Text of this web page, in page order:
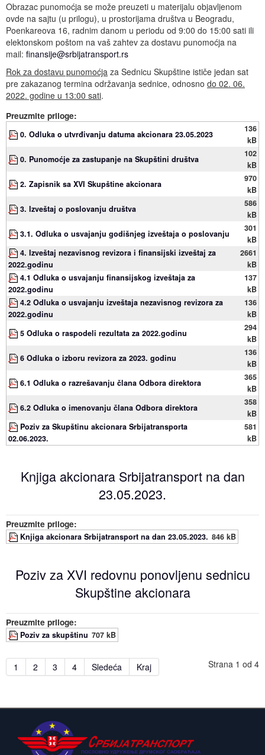
Obrazac punomoćja se može preuzeti u materijalu objavljenom
ovde na sajtu (u prilogu), u prostorijama društva u Beogradu,
Poenkareova 16, radnim danom u periodu od 9:00 do 15:00 sati ili
elektonskom poštom na vaš zahtev za dostavu punomoćja na
mail: finansije@srbijatransport.rs
Rok za dostavu punomoćja za Sednicu Skupštine ističe jedan sat
pre zakazanog termina održavanja sednice, odnosno do 02. 06.
2022. godine u 13:00 sati.
Preuzmite priloge:
0. Odluka o utvrđivanju datuma akcionara 23.05.2023
136
kB
0. Punomoćje za zastupanje na Skupštini društva
102
kB
2. Zapisnik sa XVI Skupštine akcionara
970
kB
3. Izveštaj o poslovanju društva
586
kB
3.1. Odluka o usvajanju godišnjeg izveštaja o poslovanju
301
kB
4. Izveštaj nezavisnog revizora i finansijski izveštaj za
2022.godinu
2661
kB
4.1 Odluka o usvajanju finansijskog izveštaja za
2022.godinu
137
kB
4.2 Odluka o usvajanju izveštaja nezavisnog revizora za
2022.godinu
136
kB
5 Odluka o raspodeli rezultata za 2022.godinu
294
kB
6 Odluka o izboru revizora za 2023. godinu
136
kB
6.1 Odluka o razrešavanju člana Odbora direktora
365
kB
6.2 Odluka o imenovanju člana Odbora direktora
358
kB
Poziv za Skupštinu akcionara Srbijatransporta
02.06.2023.
581
kB
Knjiga akcionara Srbijatransport na dan
23.05.2023.
Preuzmite priloge:
Knjiga akcionara Srbijatransport na dan 23.05.2023. 846 kB
Poziv za XVI redovnu ponovljenu sednicu
Skupštine akcionara
Preuzmite priloge:
Poziv za skupštinu 707 kB
Strana 1 od 4
1 2 3 4 Sledeća Kraj